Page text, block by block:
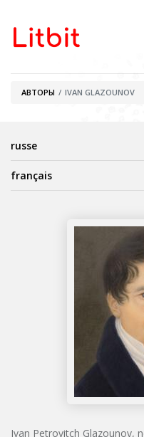
АВТОРЫ IVAN GLAZOUNOV
Ivan Petrovitch Glazounov,
russe
français